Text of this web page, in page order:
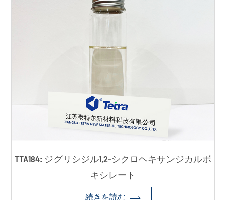
TTA184: ジグリシジル1,2-シクロヘキサンジカルボ
キシレート
続きを読む